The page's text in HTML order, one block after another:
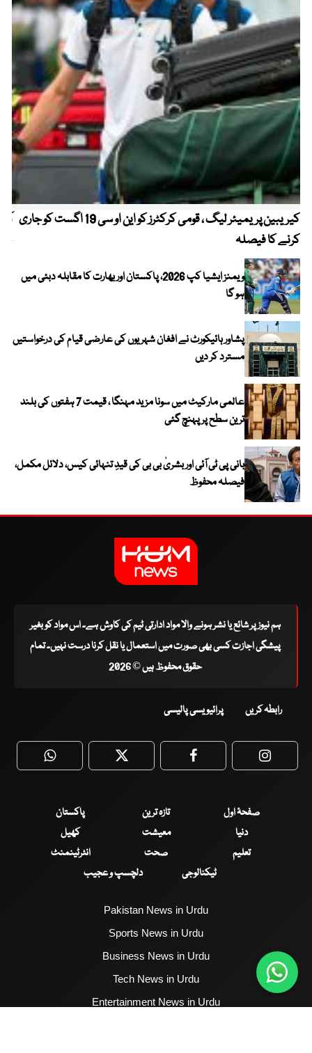
کیریبین پریمیئر لیگ ، قومی کرکٹرز کو این او سی 19 اگست کو جاری
کرنے کا فیصلہ
ویمنز ایشیا کپ 2026، پاکستان اور بھارت کا مقابلہ دبئی میں
ہو گا
پشاور ہائیکورٹ نے افغان شہریوں کی عارضی قیام کی درخواستیں
مسترد کر دیں
عالمی مارکیٹ میں سونا مزید مہنگا ، قیمت 7 ہفتوں کی بلند
ترین سطح پر پہنچ گئی
بانی پی ٹی آئی اور بشریٰ بی بی کی قیدِ تنہائی کیس، دلائل مکمل،
فیصلہ محفوظ
ہم نیوز پر شائع یا نشر ہونے والا مواد ادارتی ٹیم کی کاوش ہے۔ اس مواد کو بغیر
پیشگی اجازت کسی بھی صورت میں استعمال یا نقل کرنا درست نہیں۔ تمام
حقوق محفوظ ہیں © 2026
رابطہ کریں پرائیویسی پالیسی
WhatsApp Twitter Facebook
صفحۂ اول تازہ ترین
پاکستان
دنیا
معیشت
کھیل
تعلیم
صحت
انٹرٹینمنٹ
ٹیکنالوجی
دلچسپ و عجیب
Pakistan News in Urdu
Sports News in Urdu
Business News in Urdu
Tech News in Urdu
Entertainment News in Urdu